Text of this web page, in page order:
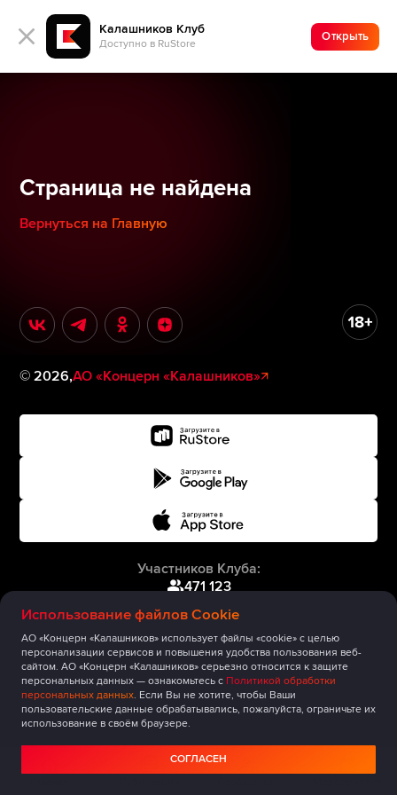
Калашников Клуб
Доступно в RuStore
Открыть
Использование файлов Cookie
АО «Концерн «Калашников» использует файлы «cookie» с целью
персонализации сервисов и повышения удобства пользования веб-
сайтом. АО «Концерн «Калашников» серьезно относится к защите
персональных данных — ознакомьтесь с Политикой обработки
персональных данных. Если Вы не хотите, чтобы Ваши
пользовательские данные обрабатывались, пожалуйста, ограничьте их
использование в своём браузере.
СОГЛАСЕН
Страница не найдена
Вернуться на Главную
©2026,АО «Концерн «Калашников»
Участников Клуба:
471 123